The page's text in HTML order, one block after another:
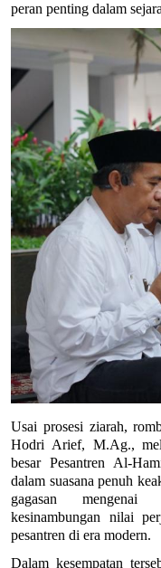
peran penting dalam
Usai prosesi ziarah,
Hodri Arief, M.Ag.,
besar Pesantren Al-
dalam suasana penuh
gagasan mengenai
kesinambungan nilai
pesantren di era modern.
Dalam kesempatan